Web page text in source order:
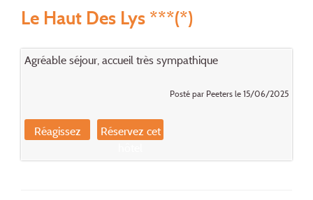
Le Haut Des Lys ***(*)
Agréable séjour, accueil très sympathique
Posté par Peeters le 15/06/2025
Réagissez
Réservez cet